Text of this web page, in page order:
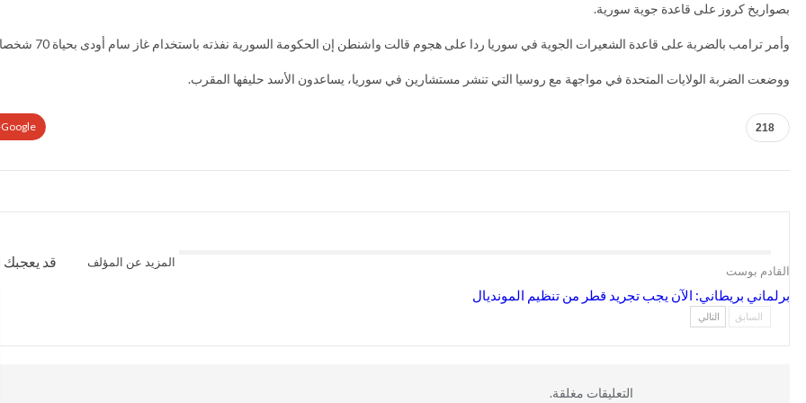
بصواريخ كروز على قاعدة جوية سورية.
وأمر ترامب بالضربة على قاعدة الشعيرات الجوية في سوريا ردا على هجوم قالت واشنطن إن الحكومة السورية نفذته باستخدام غاز سام أودى بحياة 70 شخصا على الأقل في منطقة خاضعة لسيطرة المعارضة المسلحة.
ووضعت الضربة الولايات المتحدة في مواجهة مع روسيا التي تنشر مستشارين في سوريا، يساعدون الأسد حليفها المقرب.
218
Google+
القادم بوست
برلماني بريطاني: الآن يجب تجريد قطر من تنظيم المونديال
قد يعجبك المزيد عن المؤلف
السابق التالي
التعليقات مغلقة.